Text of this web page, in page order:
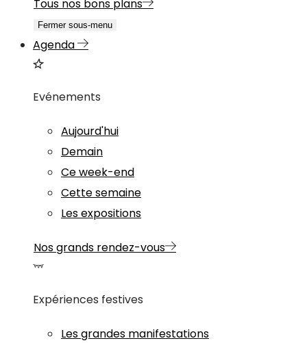
Tous nos bons plans
Fermer sous-menu
Agenda
Evénements
Aujourd'hui
Demain
Ce week-end
Cette semaine
Les expositions
Nos grands rendez-vous
Expériences festives
Les grandes manifestations